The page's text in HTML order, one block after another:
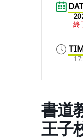
終
書道
王子